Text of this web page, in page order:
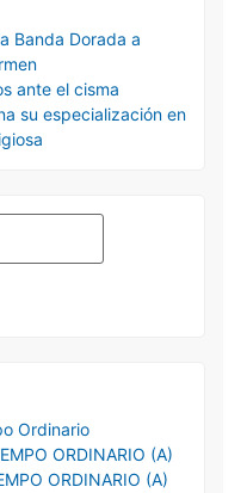
Banda Dorada a
ante el cisma
su especialización en
Ordinario
ORDINARIO (A)
ORDINARIO (A)